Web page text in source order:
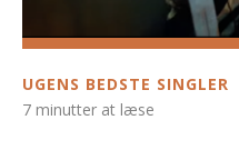
UGENS BEDSTE SINGLER
7 minutter at læse